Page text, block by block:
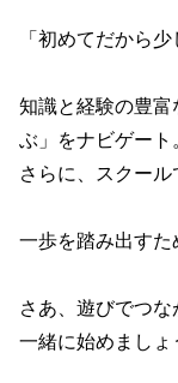
ム
ポイ
「初めてだから
知識と経験の豊
ぶ」をナビゲート。
さらに、スクール
一歩を踏み出すた
さあ、遊びでつ
一緒に始めましょ